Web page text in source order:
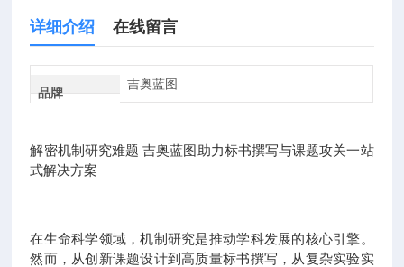
详细介绍 在线留言
品牌
吉奥蓝图
解密机制研究难题 吉奥蓝图助力标书撰写与课题攻关一站
式解决方案
在生命科学领域，机制研究是推动学科发展的核心引擎。
然而，从创新课题设计到高质量标书撰写，从复杂实验实